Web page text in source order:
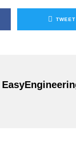
TWEET